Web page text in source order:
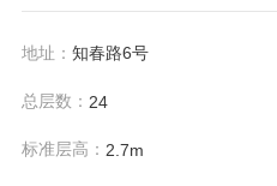
地址： 知春路6号
总层数： 24
标准层高： 2.7m